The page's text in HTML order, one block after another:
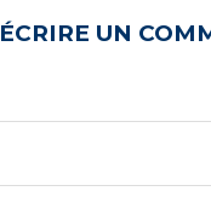
ÉCRIRE UN